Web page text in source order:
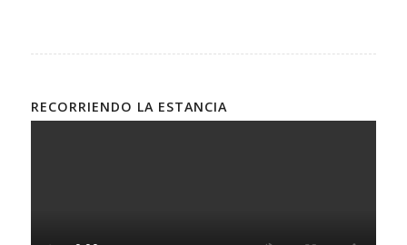
RECORRIENDO LA ESTANCIA